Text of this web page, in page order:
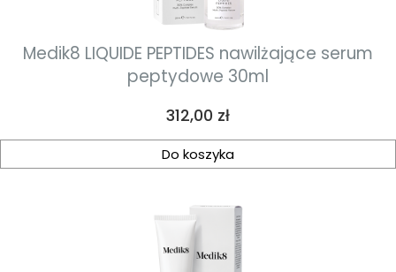
Medik8 LIQUIDE PEPTIDES nawilżające serum
peptydowe 30ml
Cena
312,00 zł
Do koszyka